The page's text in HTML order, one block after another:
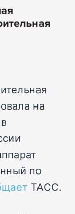
на
по
ТАСС.